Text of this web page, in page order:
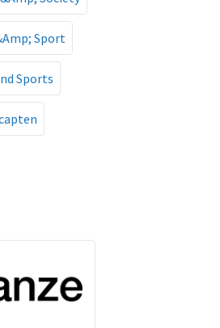
Sport
Sports